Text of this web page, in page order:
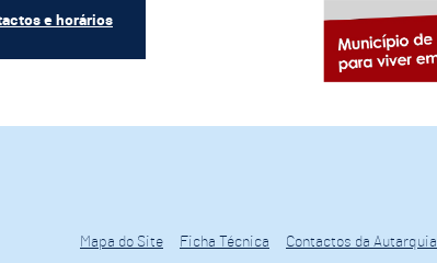
e horários
Mapa do Site Ficha Técnica Contactos da Autarquia